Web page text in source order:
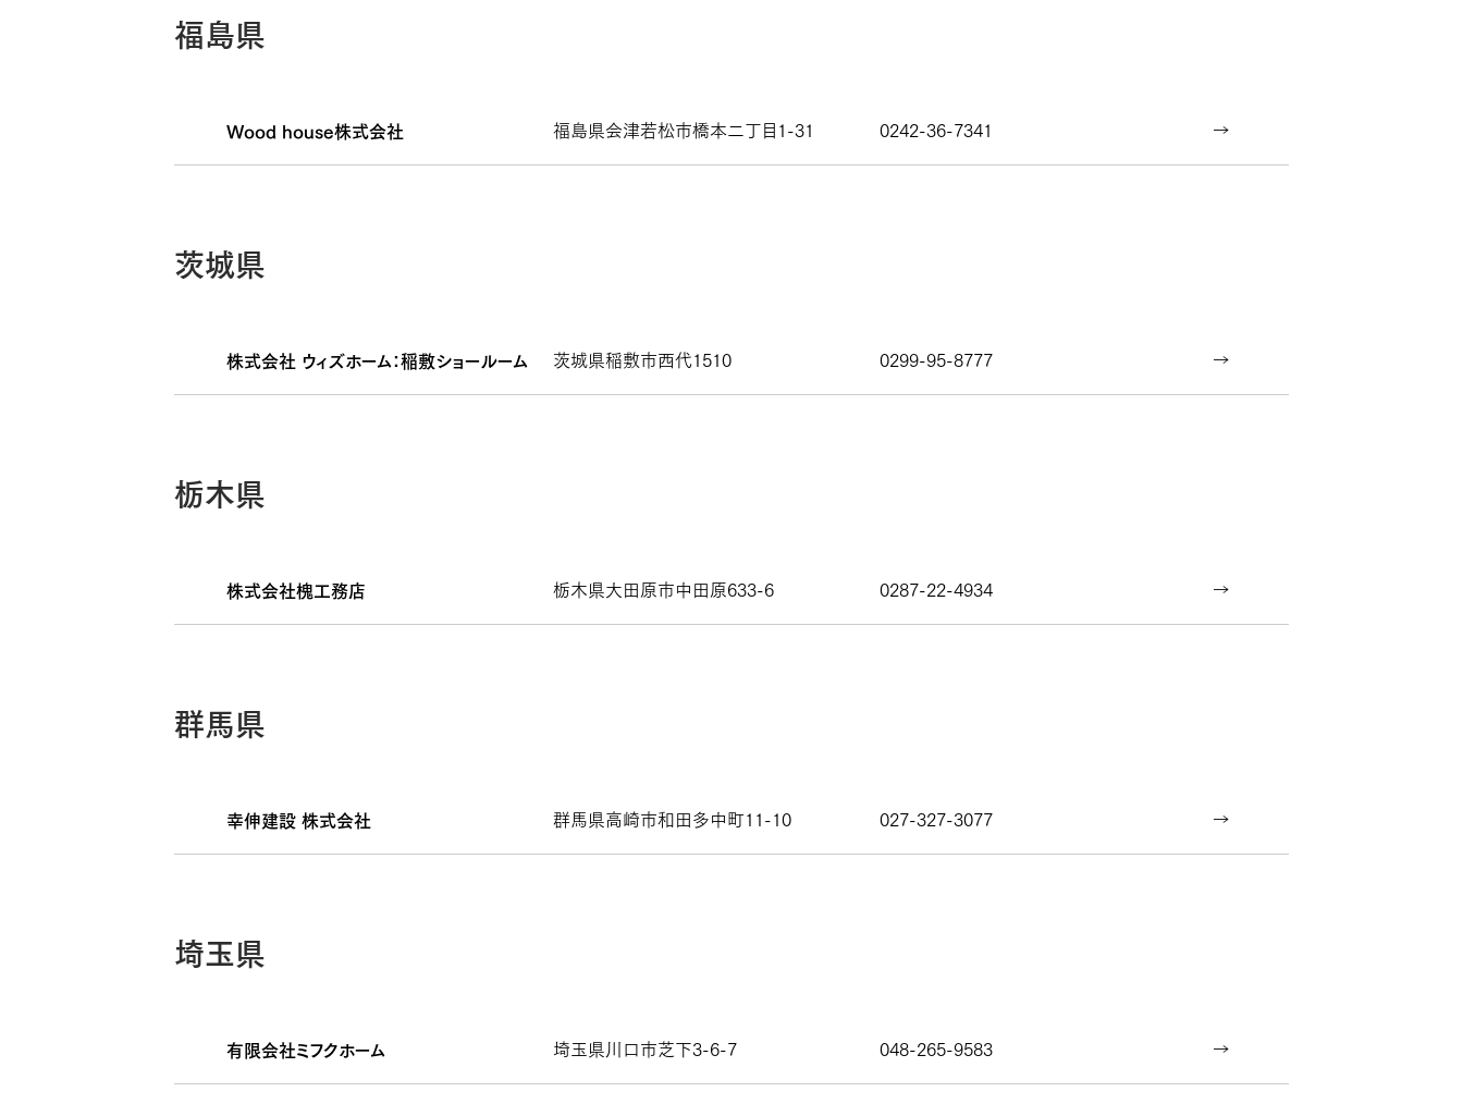
福島県
Wood house株式会社 福島県会津若松市橋本二丁目1-31 0242-36-7341
茨城県
株式会社 ウィズホーム：稲敷ショールーム 茨城県稲敷市西代1510 0299-95-8777
栃木県
株式会社槐工務店 栃木県大田原市中田原633-6 0287-22-4934
群馬県
幸伸建設 株式会社 群馬県高崎市和田多中町11-10 027-327-3077
埼玉県
有限会社ミフクホーム 埼玉県川口市芝下3-6-7 048-265-9583